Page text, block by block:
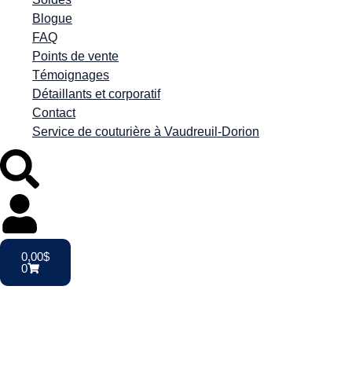
Blogue
FAQ
Points de vente
Témoignages
Détaillants et corporatif
Contact
Service de couturière à Vaudreuil-Dorion
0,00$
0